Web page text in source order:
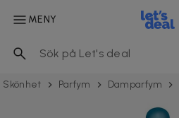
MENY
Skönhet Parfym Damparfym